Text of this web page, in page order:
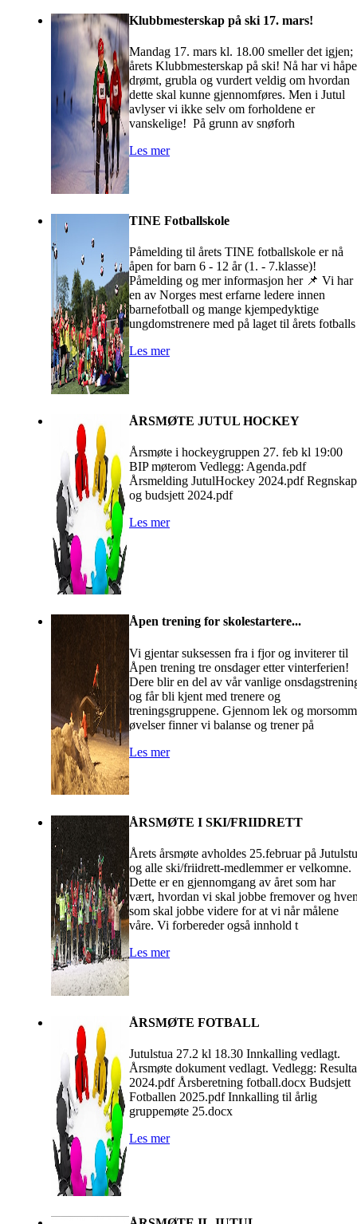
Klubbmesterskap på ski 17. mars!
Mandag 17. mars kl. 18.00 smeller det igjen;
årets Klubbmesterskap på ski! Nå har vi
drømt, grubla og vurdert veldig om hvordan
dette skal kunne gjennomføres. Men i Jutul
avlyser vi ikke selv om forholdene er
vanskelige! På grunn av snøforh
Les mer
TINE Fotballskole
Påmelding til årets TINE fotballskole er nå
åpen for barn 6 - 12 år (1. - 7.klasse)!
Påmelding og mer informasjon her 📌 Vi har
en av Norges mest erfarne ledere innen
barnefotball og mange kjempedyktige
ungdomstrenere med på laget til årets fotballs
Les mer
ÅRSMØTE JUTUL HOCKEY
Årsmøte i hockeygruppen 27. feb kl 19:00
BIP møterom Vedlegg: Agenda.pdf
Årsmelding JutulHockey 2024.pdf Regnskap
og budsjett 2024.pdf
Les mer
Åpen trening for skolestartere...
Vi gjentar suksessen fra i fjor og inviterer til
Åpen trening tre onsdager etter vinterferien!
Dere blir en del av vår vanlige
og får bli kjent med trenere og
treningsgruppene. Gjennom lek og
øvelser finner vi balanse og trener på
Les mer
ÅRSMØTE I SKI/FRIIDRETT
Årets årsmøte avholdes 25.februar på
og alle ski/friidrett-medlemmer er velkomne.
Dette er en gjennomgang av året som har
vært, hvordan vi skal jobbe fremover og
som skal jobbe videre for at vi når målene
våre. Vi forbereder også innhold t
Les mer
ÅRSMØTE FOTBALL
Jutulstua 27.2 kl 18.30 Innkalling vedlagt.
Årsmøte dokument vedlagt. Vedlegg:
2024.pdf Årsberetning fotball.docx Budsjett
Fotballen 2025.pdf Innkalling til årlig
gruppemøte 25.docx
Les mer